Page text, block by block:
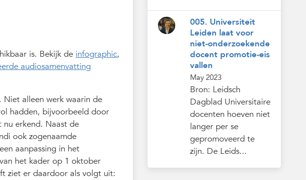
is. Bekijk de infographic,
audiosamenvatting
alleen werk waarin de
hadden, bijvoorbeeld door
erkend. Naast de
ook zogenaamde
aanpassing in het
het kader op 1 oktober
ziet er daardoor als volgt uit:
005. Universiteit
Leiden laat voor
niet-onderzoekende
docent promotie-eis
vallen
May 2023
Bron: Leidsch
Dagblad Universitaire
docenten hoeven niet
langer per se
gepromoveerd te
zijn. De Leids...